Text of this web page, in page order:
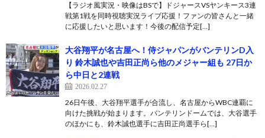
【ラジオ風実況・映像はBSで】ドジャースVSヤンキース3連
戦第1戦を同時視聴実況ライブ応援！ファンの皆さんと一緒
に応援したいと思います！今後の配信予定[…]
大谷翔平が名古屋へ！侍ジャパンがバンテリンD入
り 鈴木誠也や吉田正尚ら他のメジャー組も 27日か
ら中日と2連戦
2026.02.27
26日午後、大谷翔平選手が合流し、名古屋からWBC連覇に
向けた挑戦が始まります。バンテリンドームでは、大谷選手
のほかにも、鈴木誠也選手に吉田正尚選手ら[…]